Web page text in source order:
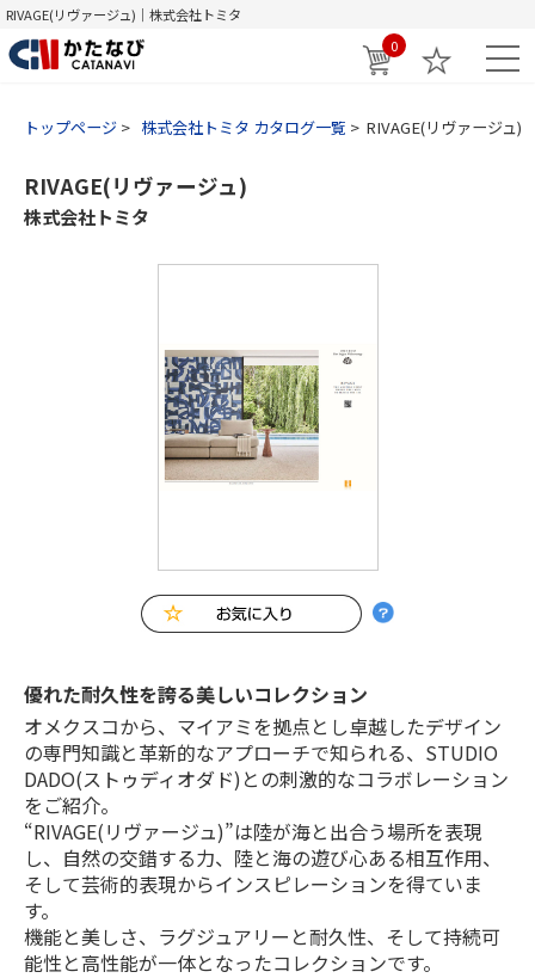
RIVAGE(リヴァージュ)｜株式会社トミタ
0
トップページ 株式会社トミタ カタログ一覧 RIVAGE(リヴァージュ)
RIVAGE(リヴァージュ)
株式会社トミタ
優れた耐久性を誇る美しいコレクション
オメクスコから、マイアミを拠点とし卓越したデザイン
の専門知識と革新的なアプローチで知られる、STUDIO
DADO(ストゥディオダド)との刺激的なコラボレーション
をご紹介。
“RIVAGE(リヴァージュ)”は陸が海と出合う場所を表現
し、自然の交錯する力、陸と海の遊び心ある相互作用、
そして芸術的表現からインスピレーションを得ていま
す。
機能と美しさ、ラグジュアリーと耐久性、そして持続可
能性と高性能が一体となったコレクションです。